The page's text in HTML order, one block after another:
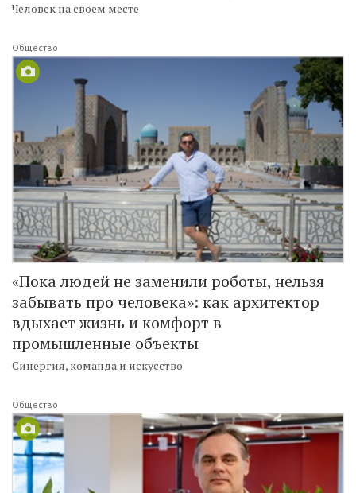
Человек на своем месте
Общество
«Пока людей не заменили роботы, нельзя
забывать про человека»: как архитектор
вдыхает жизнь и комфорт в
промышленные объекты
Синергия, команда и искусство
Общество